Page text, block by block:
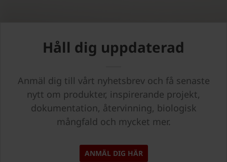
Håll dig uppdaterad
Anmäl dig till vårt nyhetsbrev och få senaste
nytt om produkter, inspirerande projekt,
dokumentation, återvinning, biologisk
mångfald och mycket mer.
ANMÄL DIG HÄR